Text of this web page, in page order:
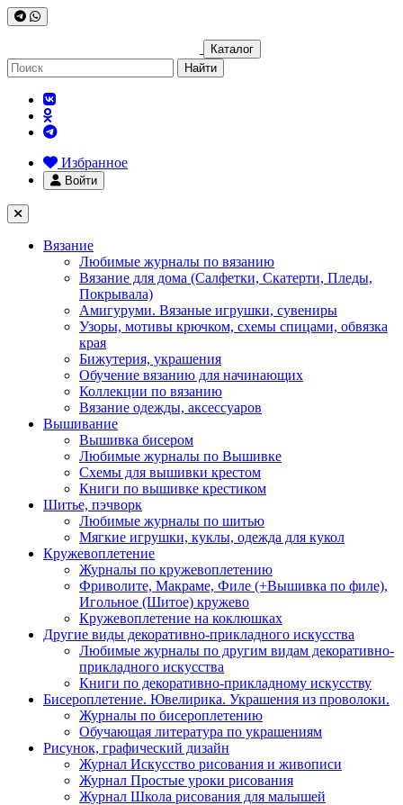
Каталог
Найти
Избранное
Войти
Вязание
Любимые журналы по вязанию
Вязание для дома (Салфетки, Скатерти, Пледы,
Покрывала)
Амигуруми. Вязаные игрушки, сувениры
Узоры, мотивы крючком, схемы спицами, обвязка
края
Бижутерия, украшения
Обучение вязанию для начинающих
Коллекции по вязанию
Вязание одежды, аксессуаров
Вышивание
Вышивка бисером
Любимые журналы по Вышивке
Схемы для вышивки крестом
Книги по вышивке крестиком
Шитье, пэчворк
Любимые журналы по шитью
Мягкие игрушки, куклы, одежда для кукол
Кружевоплетение
Журналы по кружевоплетению
Фриволите, Макраме, Филе (+Вышивка по филе),
Игольное (Шитое) кружево
Кружевоплетение на коклюшках
Другие виды декоративно-прикладного искусства
Любимые журналы по другим видам декоративно-
прикладного искусства
Книги по декоративно-прикладному искусству
Бисероплетение. Ювелирика. Украшения из проволоки.
Журналы по бисероплетению
Обучающая литература по украшениям
Рисунок, графический дизайн
Журнал Искусство рисования и живописи
Журнал Простые уроки рисования
Журнал Школа рисования для малышей